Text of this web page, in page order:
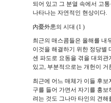
되어 있고 그 분열 속에서 고
나타나는 자연적인 현상이다.
內憂外患의 시대 (1 )
최근의 매스콤들은 올해를 내
이것을 해결하기 위한 정당별
센 파도로 요동을 겪을 대외
있고, 부분적으로는 개헌이 거
최근에 어느 매체가 이들 후
구를 들어 가면서 자기를 홍
려는 것도 그나마 타인의 견